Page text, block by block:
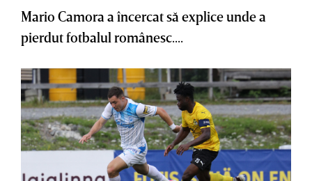
Mario Camora a încercat să explice unde a
pierdut fotbalul românesc....